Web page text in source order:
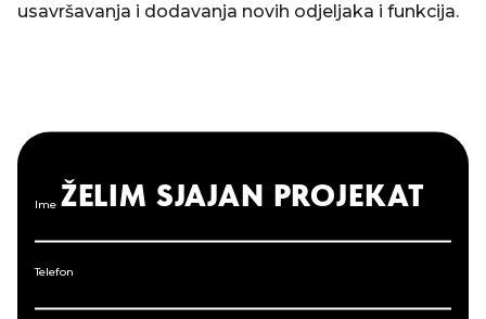
usavršavanja i dodavanja novih odjeljaka i funkcija.
Ime
Telefon
ŽELIM SJAJAN PROJEKAT